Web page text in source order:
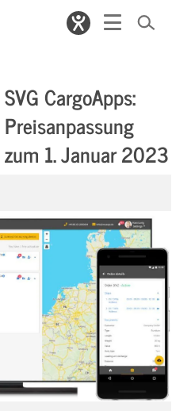
SVG CargoApps:
Preisanpassung
zum 1. Januar 2023